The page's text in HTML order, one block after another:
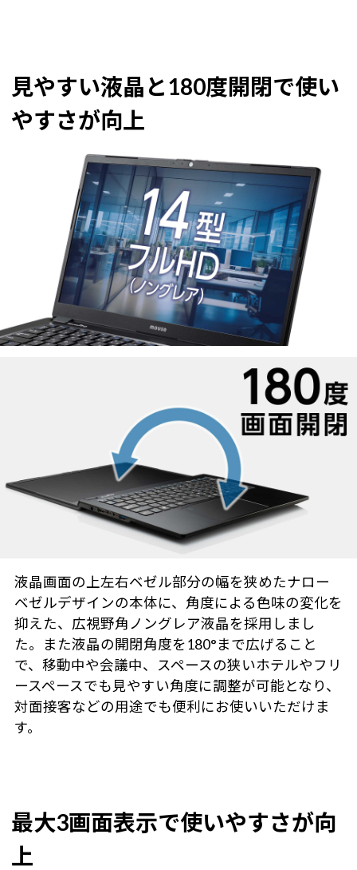
見やすい液晶と180度開閉で使い
やすさが向上
液晶画面の上左右ベゼル部分の幅を狭めたナロー
ベゼルデザインの本体に、角度による色味の変化を
抑えた、広視野角ノングレア液晶を採用しまし
た。また液晶の開閉角度を180°まで広げること
で、移動中や会議中、スペースの狭いホテルやフリ
ースペースでも見やすい角度に調整が可能となり、
対面接客などの用途でも便利にお使いいただけま
す。
最大3画面表示で使いやすさが向
上